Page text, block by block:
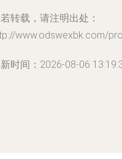
转载，请注明出处：
www.odswexbk.com/
时间：2026-08-06